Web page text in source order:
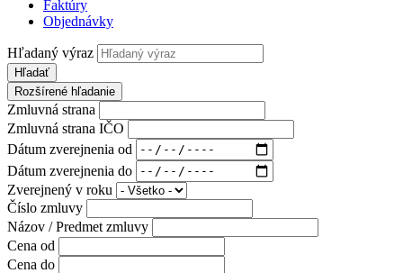
Faktúry
Objednávky
Hľadaný výraz
Hľadať
Rozšírené hľadanie
Zmluvná strana
Zmluvná strana IČO
Dátum zverejnenia od
Dátum zverejnenia do
Zverejnený v roku
Číslo zmluvy
Názov / Predmet zmluvy
Cena od
Cena do